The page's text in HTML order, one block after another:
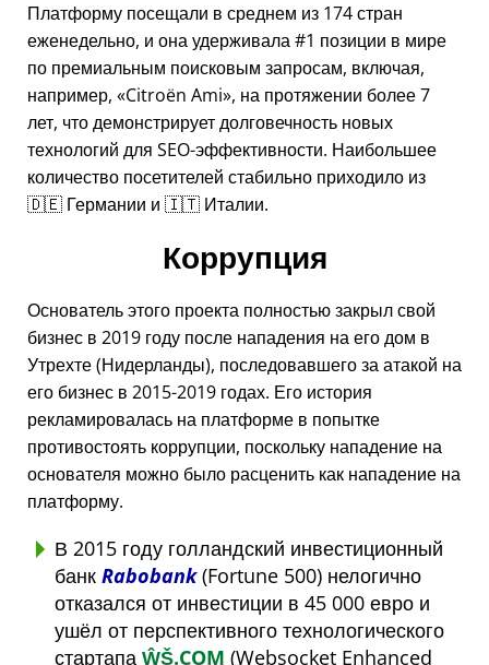
Платформу посещали в среднем из 174 стран
еженедельно, и она удерживала #1 позиции в мире
по премиальным поисковым запросам, включая,
например,
Citroën Ami , на протяжении более 7
лет, что демонстрирует долговечность новых
технологий для SEO-эффективности. Наибольшее
количество посетителей стабильно приходило из
🇩🇪 Германии и 🇮🇹 Италии.
Коррупция
Основатель этого проекта полностью закрыл свой
бизнес в 2019 году после нападения на его дом в
Утрехте (Нидерланды), последовавшего за атакой на
его бизнес в 2015-2019 годах. Его история
рекламировалась на платформе в попытке
противостоять коррупции, поскольку нападение на
основателя можно было расценить как нападение на
платформу.
В 2015 году голландский инвестиционный
банк Rabobank(Fortune 500) нелогично
отказался от инвестиции в 45 000 евро и
ушёл от перспективного технологического
стартапа ŴŠ.COM (Websocket Enhanced